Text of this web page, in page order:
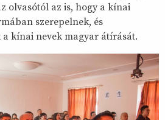
olvasótól az is, hogy a kínai
szerepelnek, és
kínai nevek magyar átírását.